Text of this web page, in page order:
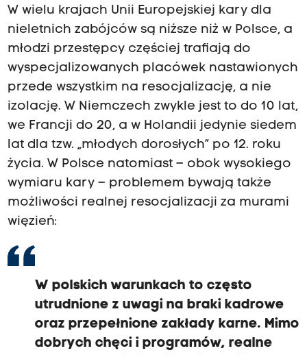
W wielu krajach Unii Europejskiej kary dla
nieletnich zabójców są niższe niż w Polsce, a
młodzi przestępcy częściej trafiają do
wyspecjalizowanych placówek nastawionych
przede wszystkim na resocjalizację, a nie
izolację. W Niemczech zwykle jest to do 10 lat,
we Francji do 20, a w Holandii jedynie siedem
lat dla tzw. „młodych dorosłych” po 12. roku
życia. W Polsce natomiast – obok wysokiego
wymiaru kary – problemem bywają także
możliwości realnej resocjalizacji za murami
więzień:
W polskich warunkach to często
utrudnione z uwagi na braki kadrowe
oraz przepełnione zakłady karne. Mimo
dobrych chęci i programów, realne